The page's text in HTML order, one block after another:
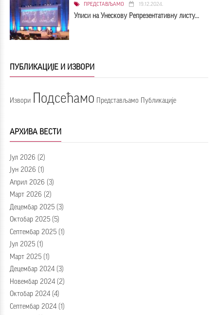
ПРЕДСТАВЉАМО 19.12.2024.
Уписи на Унескову Репрезентативну листу...
ПУБЛИКАЦИЈЕ И ИЗВОРИ
Извори Подсећамо Представљамо Публикације
АРХИВА ВЕСТИ
Јул 2026 (2)
Јун 2026 (1)
Април 2026 (3)
Март 2026 (2)
Децембар 2025 (3)
Октобар 2025 (5)
Септембар 2025 (1)
Јул 2025 (1)
Март 2025 (1)
Децембар 2024 (3)
Новембар 2024 (2)
Октобар 2024 (4)
Септембар 2024 (1)